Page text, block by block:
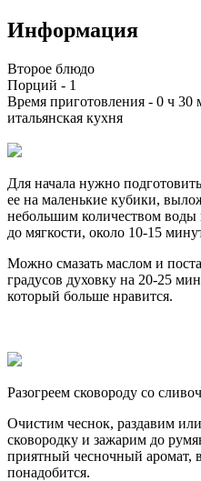
Информация
Второе блюдо
Порций - 1
Время приготовления - 0 ч 30
итальянская кухня
Для начала нужно
ее на маленькие кубики,
небольшим количеством
до мягкости, около 10-15
Можно смазать маслом и
градусов духовку на 20-25
который больше нравится.
Разогреем сковороду со
Очистим чеснок, раздавим
сковородку и зажарим до
приятный чесночный аромат,
понадобится.